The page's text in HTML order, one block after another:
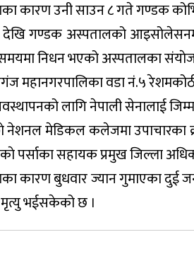
कारण उनी साउन ८ गते गण्डक
गण्डक अस्पतालको
निधन भएको अस्पतालका
महानगरपालिका वडा नं.५
लागि नेपाली सेनालाई
नेशनल मेडिकल कलेजमा उपाचारका
पर्साका सहायक प्रमुख जिल्ला
कारण बुधवार ज्यान गुमाएका दुई
भईसकेको छ ।